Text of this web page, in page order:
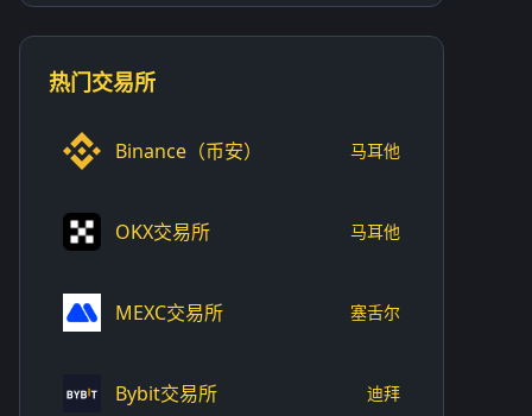
热门交易所
Binance（币安） 马耳他
OKX交易所 马耳他
MEXC交易所 塞舌尔
Bybit交易所 迪拜